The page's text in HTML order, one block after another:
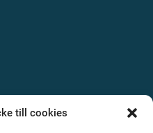
till cookies